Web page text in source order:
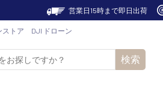
営業日15時まで即日出荷
ストア DJI ドローン
検索